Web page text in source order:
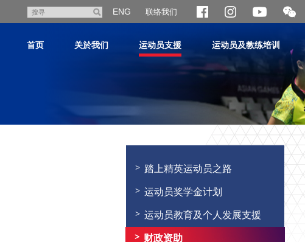
寻
ENG 联络我们
开
合
二
维
首页 关於我们 运动员支援 运动员及教练培训
踏上精英运动员之路
运动员奖学金计划
运动员教育及个人发展支援
财政资助